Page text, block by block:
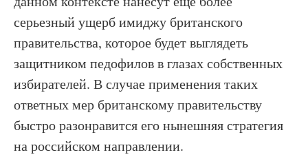
серьезный ущерб имиджу британского
правительства, которое будет выглядеть
защитником педофилов в глазах собственных
избирателей. В случае применения таких
ответных мер британскому правительству
быстро разонравится его нынешняя стратегия
на российском направлении.